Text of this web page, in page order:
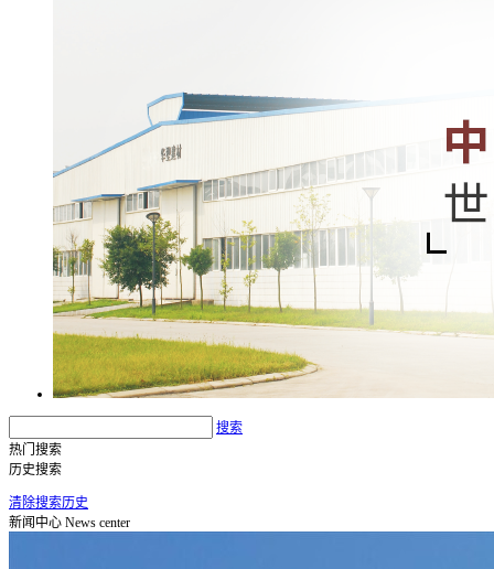
搜索
热门搜索
历史搜索
清除搜索历史
新闻中心 News center